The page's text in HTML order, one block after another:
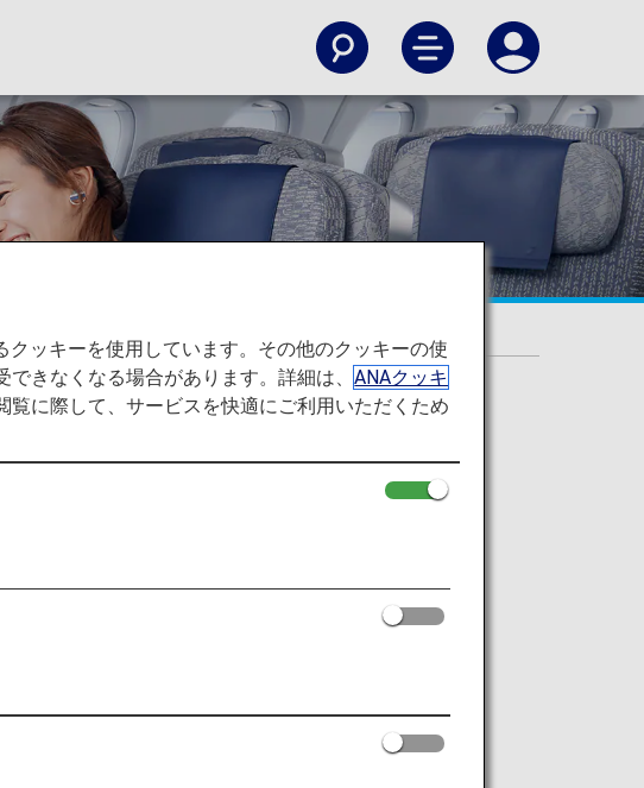
ッキーを使用しています。その他のクッキーの使
できなくなる場合があります。詳細は、ANAクッキ
に際して、サービスを快適にご利用いただくため